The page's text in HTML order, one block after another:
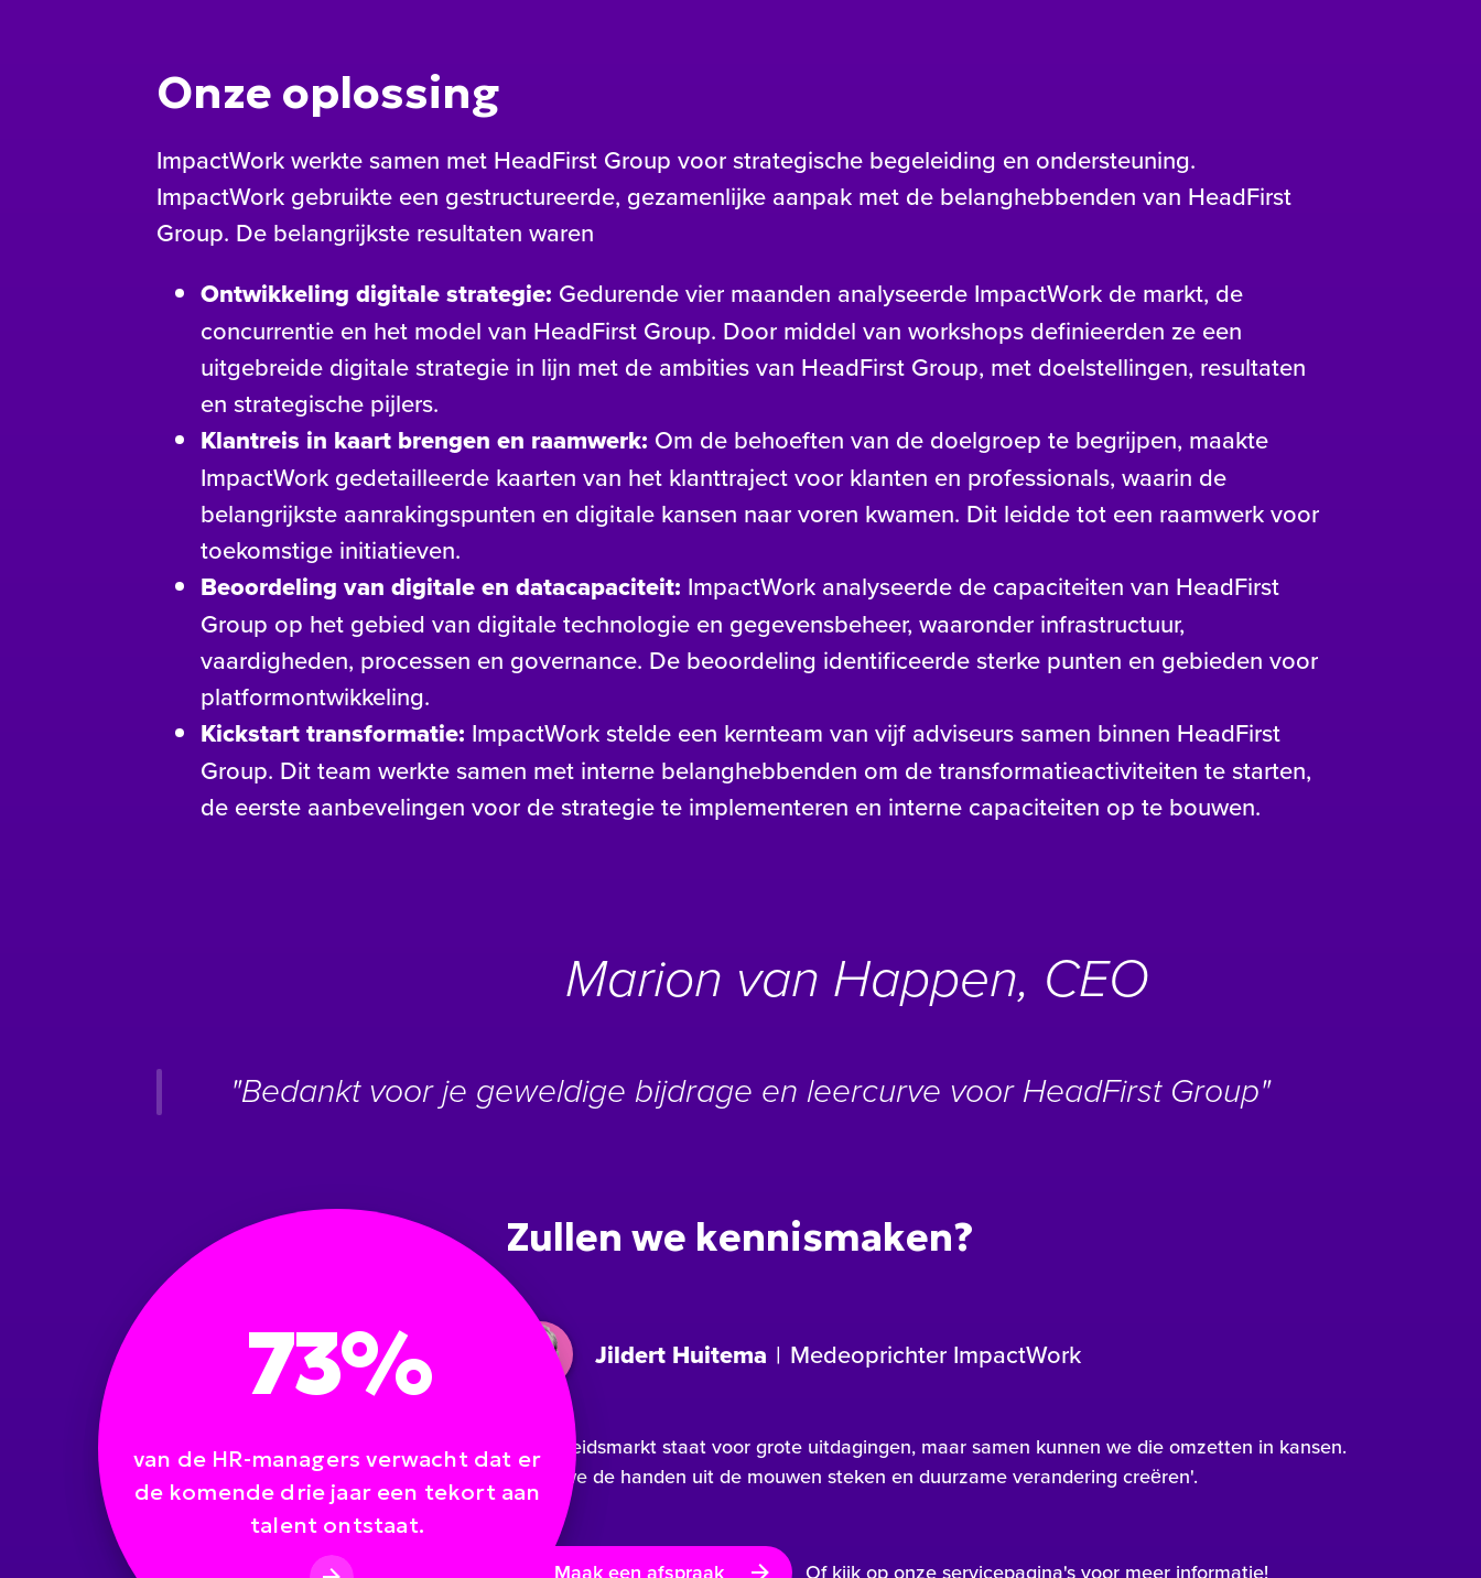
Onze oplossing
ImpactWork werkte samen met HeadFirst Group voor strategische begeleiding en ondersteuning.
ImpactWork gebruikte een gestructureerde, gezamenlijke aanpak met de belanghebbenden van HeadFirst
Group. De belangrijkste resultaten waren
Ontwikkeling digitale strategie: Gedurende vier maanden analyseerde ImpactWork de markt, de
concurrentie en het model van HeadFirst Group. Door middel van workshops definieerden ze een
uitgebreide digitale strategie in lijn met de ambities van HeadFirst Group, met doelstellingen, resultaten
en strategische pijlers.
Klantreis in kaart brengen en raamwerk: Om de behoeften van de doelgroep te begrijpen, maakte
ImpactWork gedetailleerde kaarten van het klanttraject voor klanten en professionals, waarin de
belangrijkste aanrakingspunten en digitale kansen naar voren kwamen. Dit leidde tot een raamwerk voor
toekomstige initiatieven.
Beoordeling van digitale en datacapaciteit: ImpactWork analyseerde de capaciteiten van HeadFirst
Group op het gebied van digitale technologie en gegevensbeheer, waaronder infrastructuur,
vaardigheden, processen en governance. De beoordeling identificeerde sterke punten en gebieden voor
platformontwikkeling.
Kickstart transformatie: ImpactWork stelde een kernteam van vijf adviseurs samen binnen HeadFirst
Group. Dit team werkte samen met interne belanghebbenden om de transformatieactiviteiten te starten,
de eerste aanbevelingen voor de strategie te implementeren en interne capaciteiten op te bouwen.
Marion van Happen, CEO
"Bedankt voor je geweldige bijdrage en leercurve voor HeadFirst Group"
73%
van de HR-managers verwacht dat er
de komende drie jaar een tekort aan
talent ontstaat.
Zullen we kennismaken?
Jildert Huitema | Medeoprichter ImpactWork
'De arbeidsmarkt staat voor grote uitdagingen, maar samen kunnen we die omzetten in kansen.
Laten we de handen uit de mouwen steken en duurzame verandering creëren'.
Maak een afspraak Of kijk op onze servicepagina's voor meer informatie!